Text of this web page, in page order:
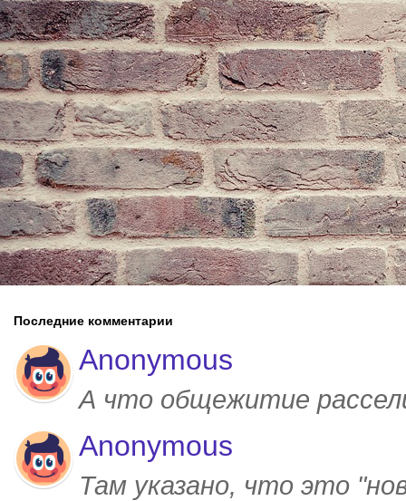
Последние комментарии
Anonymous
А что общежитие
Anonymous
Там указано, что это